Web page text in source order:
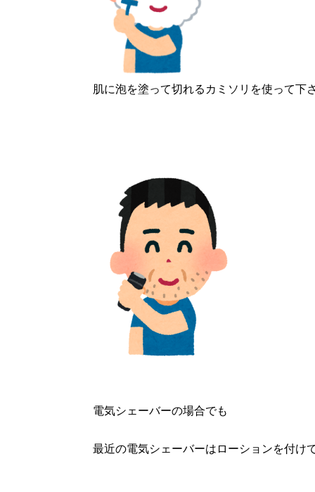
肌に泡を塗って切れるカミソリを使って下
電気シェーバーの場合でも
最近の電気シェーバーはローションを付け